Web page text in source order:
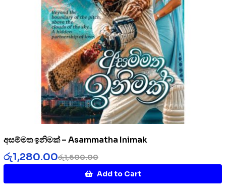
අසම්මත ඉනිමක් – Asammatha Inimak
රු1,600.00
රු1,280.00
Add to Cart